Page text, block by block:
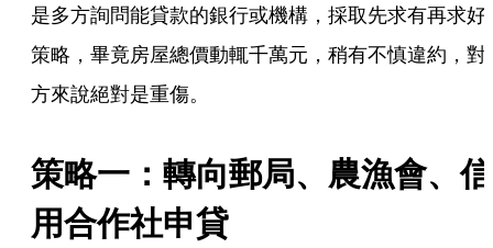
是多方詢問能貸款的銀行或機構，採取先求有再求好
策略，畢竟房屋總價動輒千萬元，稍有不慎違約，對
方來說絕對是重傷。
策略一：轉向郵局、農漁會、信
用合作社申貸